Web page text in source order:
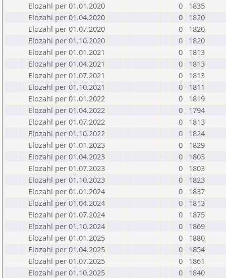
Elozahl per 01.01.2020
0
1835
Elozahl per 01.04.2020
0
1820
Elozahl per 01.07.2020
0
1820
Elozahl per 01.10.2020
0
1820
Elozahl per 01.01.2021
0
1813
Elozahl per 01.04.2021
0
1813
Elozahl per 01.07.2021
0
1813
Elozahl per 01.10.2021
0
1811
Elozahl per 01.01.2022
0
1819
Elozahl per 01.04.2022
0
1794
Elozahl per 01.07.2022
0
1813
Elozahl per 01.10.2022
0
1824
Elozahl per 01.01.2023
0
1829
Elozahl per 01.04.2023
0
1803
Elozahl per 01.07.2023
0
1803
Elozahl per 01.10.2023
0
1823
Elozahl per 01.01.2024
0
1837
Elozahl per 01.04.2024
0
1813
Elozahl per 01.07.2024
0
1875
Elozahl per 01.10.2024
0
1869
Elozahl per 01.01.2025
0
1880
Elozahl per 01.04.2025
0
1854
Elozahl per 01.07.2025
0
1861
Elozahl per 01.10.2025
0
1840